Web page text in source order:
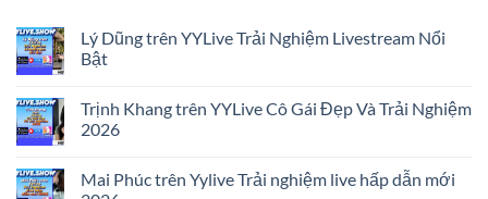
Lý Dũng trên YYLive Trải Nghiệm Livestream Nổi
Bật
on
Lý
Dũng
Trải
Nghiệm
Trịnh Khang trên YYLive Cô Gái Đẹp Và Trải Nghiệm
2026
on
Trịnh
Mai Phúc trên Yylive Trải nghiệm live hấp dẫn mới